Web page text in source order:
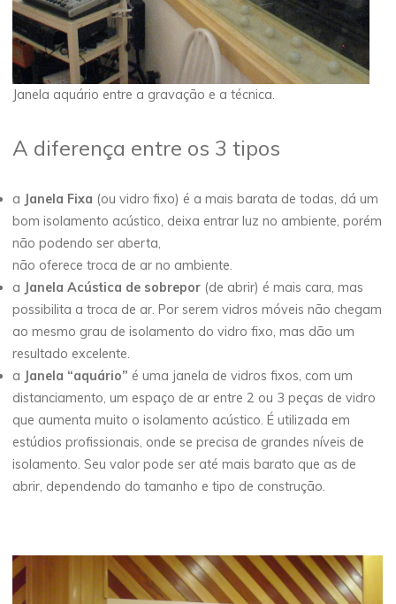
Janela aquário entre a gravação e a técnica.
A diferença entre os 3 tipos
a Janela Fixa (ou vidro fixo) é a mais barata de todas, dá um
bom isolamento acústico, deixa entrar luz no ambiente, porém
não podendo ser aberta,
não oferece troca de ar no ambiente.
a Janela Acústica de sobrepor (de abrir) é mais cara, mas
possibilita a troca de ar. Por serem vidros móveis não chegam
ao mesmo grau de isolamento do vidro fixo, mas dão um
resultado excelente.
a Janela “aquário” é uma janela de vidros fixos, com um
distanciamento, um espaço de ar entre 2 ou 3 peças de vidro
que aumenta muito o isolamento acústico. É utilizada em
estúdios profissionais, onde se precisa de grandes níveis de
isolamento. Seu valor pode ser até mais barato que as de
abrir, dependendo do tamanho e tipo de construção.